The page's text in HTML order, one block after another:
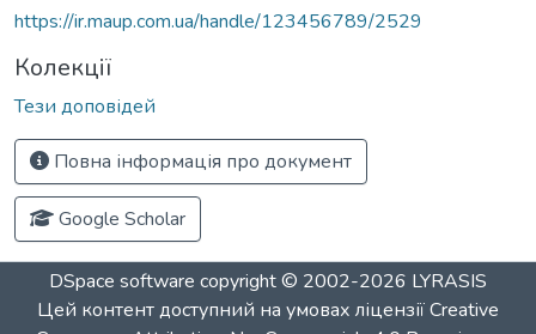
https://ir.maup.com.ua/handle/123456789/2529
Колекції
Тези доповідей
Повна інформація про документ
Google Scholar
DSpace software copyright © 2002-2026 LYRASIS
Цей контент доступний на умовах ліцензіїCreative